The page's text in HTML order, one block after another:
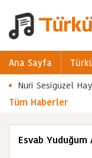
Ana Sayfa
Nuri Sesigüzel
Tüm Haberler
Esvab